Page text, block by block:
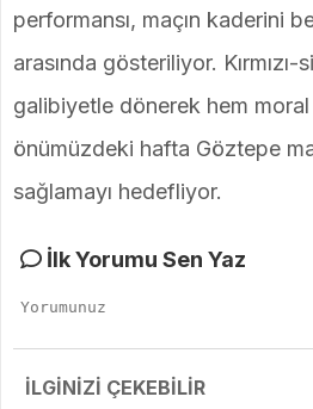
performansı, maçın kaderini
arasında gösteriliyor. Kırmızı-
galibiyetle dönerek hem
önümüzdeki hafta Göztepe
sağlamayı hedefliyor.
İlk Yorumu Sen Yaz
İLGİNİZİ ÇEKEBİLİR